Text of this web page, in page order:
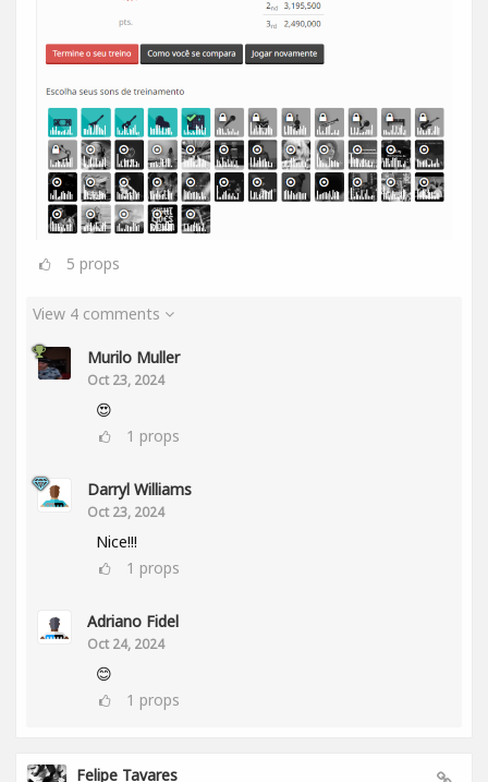
5 props
View 4 comments
Murilo Muller
Oct 23, 2024
😍
1 props
Darryl Williams
Oct 23, 2024
Nice!!!
1 props
Adriano Fidel
Oct 24, 2024
😊
1 props
Felipe Tavares